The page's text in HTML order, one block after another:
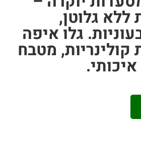
גלוטן,
גלו איפה
קולינריות, מטבח